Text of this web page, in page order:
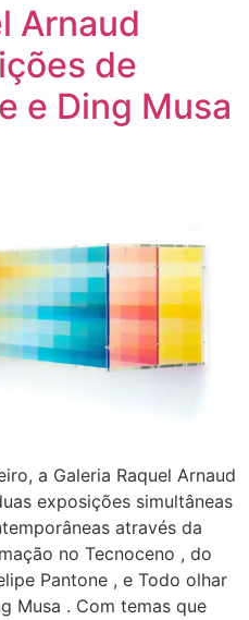
Arnaud
de
e Ding Musa
a Galeria Raquel Arnaud
exposições simultâneas
através da
no Tecnoceno , do
Pantone , e Todo olhar
Musa . Com temas que